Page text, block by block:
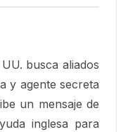
busca aliados
y agente secreta
un mensaje de
inglesa para